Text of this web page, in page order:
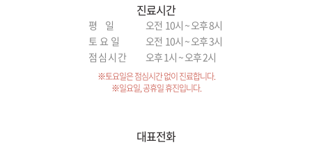
진료시간
평 일
오전 10시 ~ 오후 8시
토 요 일
오전 10시 ~ 오후 3시
점 심 시 간
오후 1시 ~ 오후 2시
※토요일은 점심시간 없이 진료합니다.
※일요일, 공휴일 휴진입니다.
대표전화